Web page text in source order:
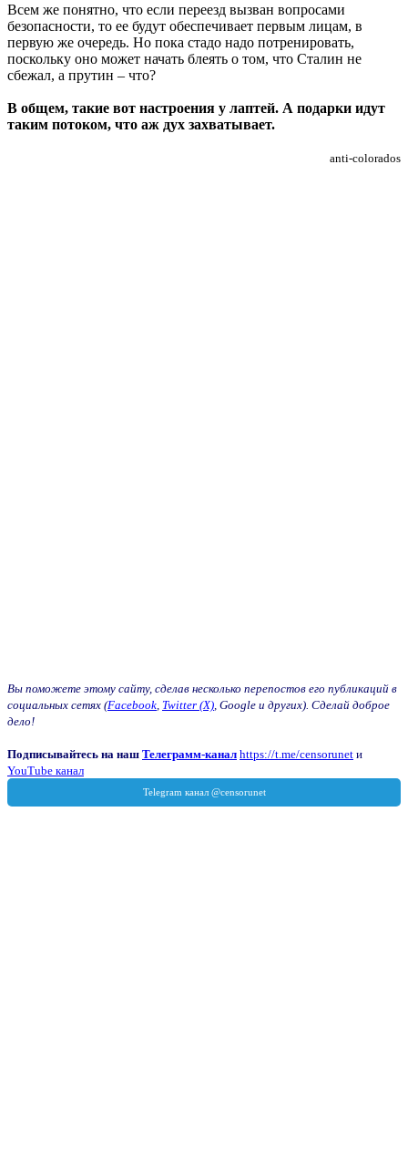
Всем же понятно, что если переезд вызван вопросами
безопасности, то ее будут обеспечивает первым лицам, в
первую же очередь. Но пока стадо надо потренировать,
поскольку оно может начать блеять о том, что Сталин не
сбежал, а прутин – что?
В общем, такие вот настроения у лаптей. А подарки идут
таким потоком, что аж дух захватывает.
anti-colorados
Вы поможете этому сайту, сделав несколько перепостов его публикаций в
социальных сетях (Facebook Twitter (X) , Google и других). Сделай доброе
дело!
Подписывайтесь на наш Телеграмм-канал https://t.me/censorunet и
YouTube канал